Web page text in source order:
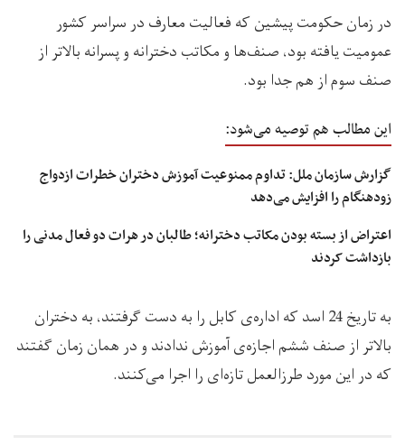
در زمان حکومت پیشین که فعالیت معارف در سراسر کشور
عمومیت یافته بود، صنف‌ها و مکاتب دخترانه و پسرانه بالاتر از
صنف سوم از هم جدا بود.
این مطالب هم توصیه می‌شود:
گزارش سازمان ملل: تداوم ممنوعیت آموزش دختران خطرات ازدواج
زودهنگام را افزایش می‌دهد
اعتراض از بسته بودن مکاتب دخترانه؛ طالبان در هرات دو فعال مدنی را
بازداشت کردند
به تاریخ 24 اسد که اداره‌ی کابل را به دست گرفتند، به دختران
بالاتر از صنف ششم اجازه‌ی آموزش ندادند و در همان زمان گفتند
که در این مورد طرزالعمل تازه‌ای را اجرا می‌کنند.